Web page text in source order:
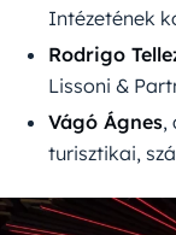
Intézetének
Rodrigo
Lissoni &
Vágó Ágnes,
turisztikai,